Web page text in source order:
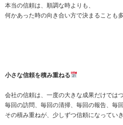
本当の信頼は、順調な時よりも、
何かあった時の向き合い方で決まることも多
小さな信頼を積み重ねる
会社の信頼は、一度の大きな成果だけでは
毎回の訪問、毎回の清掃、毎回の報告、毎回
その積み重ねが、少しずつ信頼になっていき